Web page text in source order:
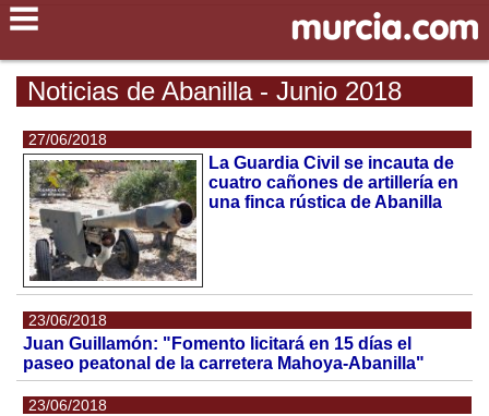
Noticias de Abanilla - Junio 2018
27/06/2018
La Guardia Civil se incauta de
cuatro cañones de artillería en
una finca rústica de Abanilla
23/06/2018
Juan Guillamón: "Fomento licitará en 15 días el
paseo peatonal de la carretera Mahoya-Abanilla"
23/06/2018